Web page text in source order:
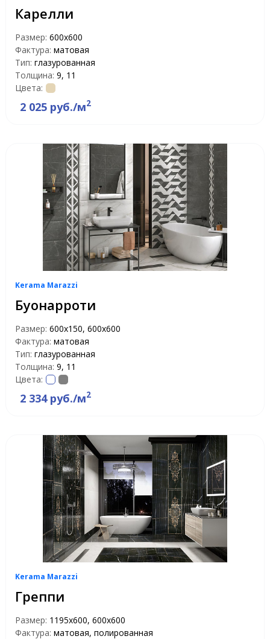
Карелли
Размер: 600x600
Фактура: матовая
Тип: глазурованная
Толщина: 9, 11
Цвета:
2 025 руб./м2
Kerama Marazzi
Буонарроти
Размер: 600x150, 600x600
Фактура: матовая
Тип: глазурованная
Толщина: 9, 11
Цвета:
2 334 руб./м2
Kerama Marazzi
Греппи
Размер: 1195x600, 600x600
Фактура: матовая, полированная